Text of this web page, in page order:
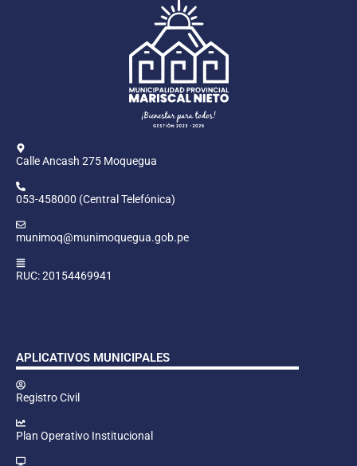
Calle Ancash 275 Moquegua
053-458000 (Central Telefónica)
munimoq@munimoquegua.gob.pe
RUC: 20154469941
APLICATIVOS MUNICIPALES
Registro Civil
Plan Operativo Institucional